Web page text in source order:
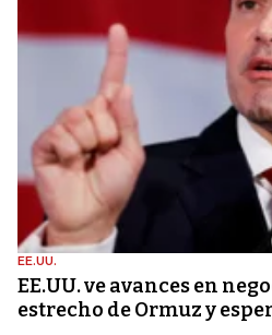
EE.UU.
EE.UU. ve avances en
estrecho de Ormuz y